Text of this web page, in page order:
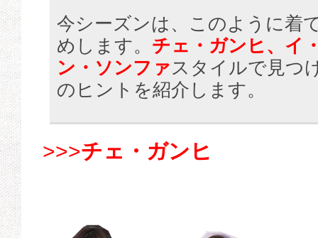
今シーズンは、このように着
めします。 チェ・ガンヒ、イ
ン・ソンファスタイルで見つ
のヒントを紹介します。
>>>チェ・ガンヒ